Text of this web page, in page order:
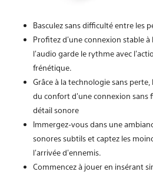
Basculez sans difficulté entre les
Profitez d'une connexion stable
l'audio garde le rythme avec
frénétique.
Grâce à la technologie sans
du confort d'une connexion sans
détail sonore
Immergez-vous dans une
sonores subtils et captez les
l'arrivée d'ennemis.
Commencez à jouer en insérant